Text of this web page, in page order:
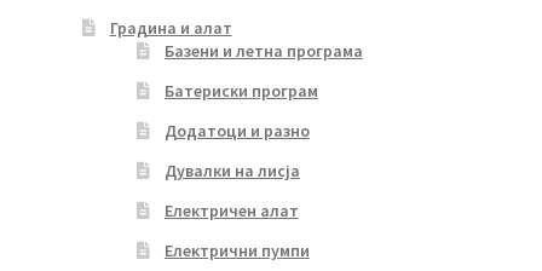
Градина и алат
Базени и летна програма
Батериски програм
Додатоци и разно
Дувалки на лисја
Електричен алат
Електрични пумпи